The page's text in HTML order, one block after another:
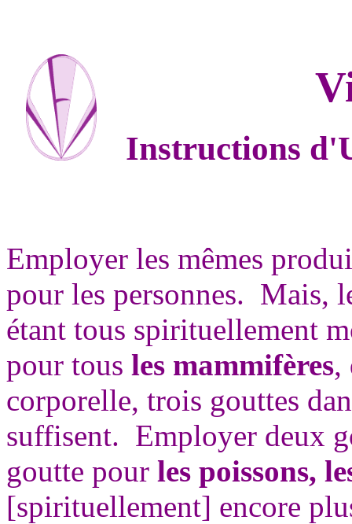
Instructions
Employer les mêmes
pour les personnes. Mais,
étant tous spirituellement
pour tous les mammifères,
corporelle, trois gouttes
suffisent. Employer deux
goutte pour les poissons,
[spirituellement] encore